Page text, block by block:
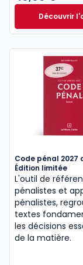
Découvrir
Le
Code pénal 2027
Édition limitée
L'outil de
pénalistes et
pénalistes,
textes
les décisions
de la matière.